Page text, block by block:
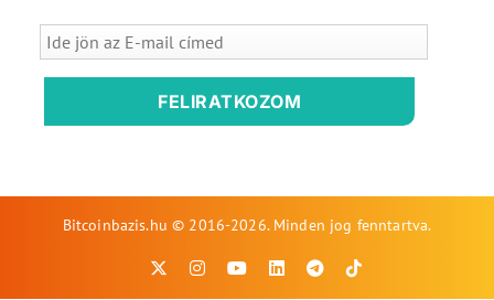
FELIRATKOZOM
Bitcoinbazis.hu © 2016-2026. Minden jog fenntartva.